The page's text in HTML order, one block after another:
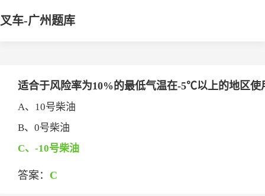
叉车-广州题库
适合于风险率为10%的最低气温在-5℃以上的地区使
A、10号柴油
B、0号柴油
C、-10号柴油
答案： C